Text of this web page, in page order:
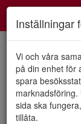
HEM
Inställningar
Vi och våra
på din enhet för
spara
sida ska
tillåta.